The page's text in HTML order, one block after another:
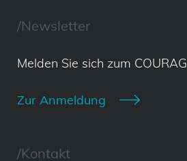
/Newsletter
Melden Sie sich zum
Zur Anmeldung
/Kontakt